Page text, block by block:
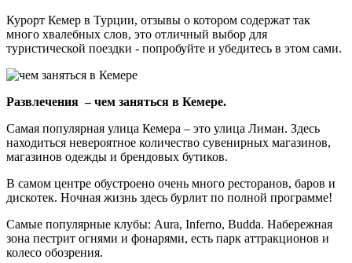
Курорт Кемер в Турции, отзывы о котором содержат так
много хвалебных слов, это отличный выбор для
туристической поездки - попробуйте и убедитесь в этом сами.
Развлечения – чем заняться в Кемере.
Самая популярная улица Кемера – это улица Лиман. Здесь
находиться невероятное количество сувенирных магазинов,
магазинов одежды и брендовых бутиков.
В самом центре обустроено очень много ресторанов, баров и
дискотек. Ночная жизнь здесь бурлит по полной программе!
Самые популярные клубы: Aura, Inferno, Budda. Набережная
зона пестрит огнями и фонарями, есть парк аттракционов и
колесо обозрения.